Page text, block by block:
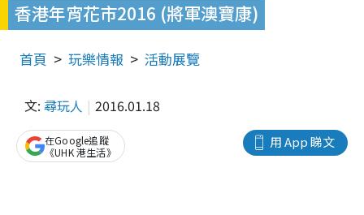
香港年宵花市2016 (將軍澳寶康)
首頁 玩樂情報 活動展覽
文: 尋玩人 2016.01.18
用 App 睇文
在Google追蹤
《UHK 港生活》